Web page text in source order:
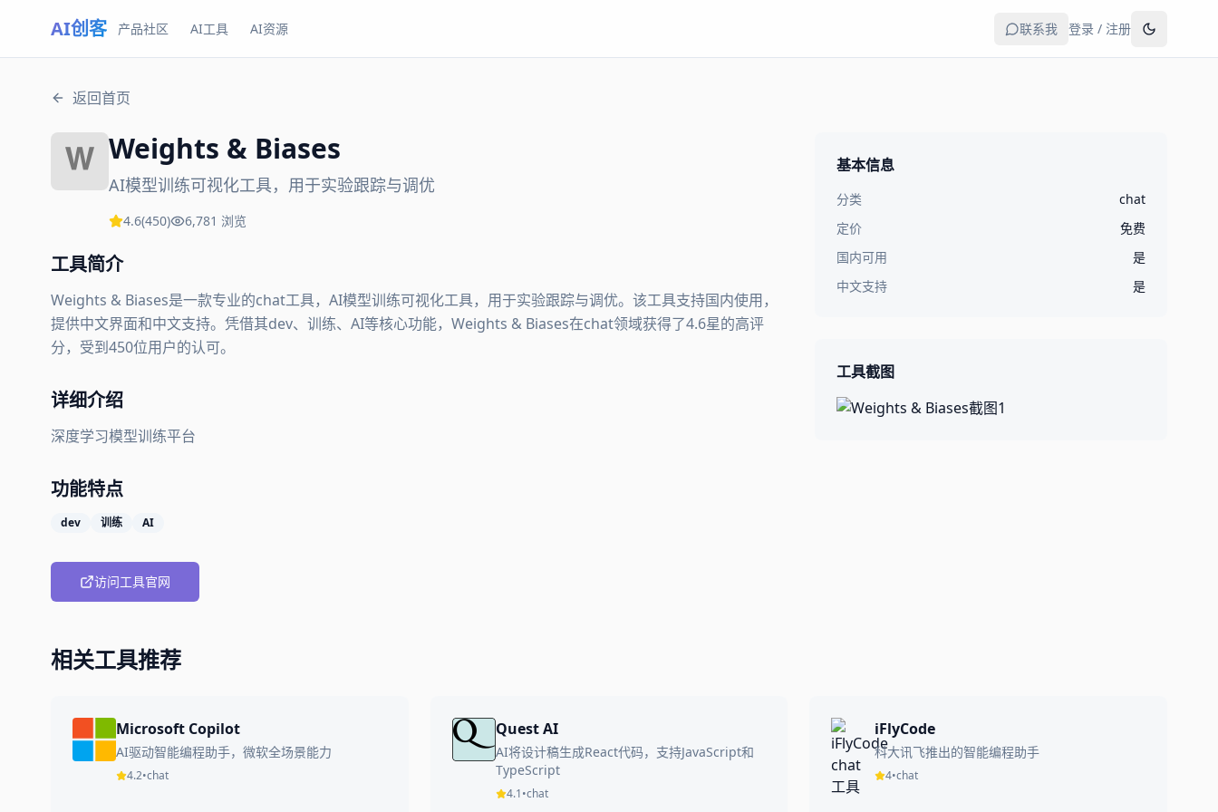
AI创客 产品社区 AI工具 AI资源 联系我 登录 / 注册
返回首页
Weights & Biases
AI模型训练可视化工具，用于实验跟踪与调优
4.6(450) 6,781 浏览
工具简介
Weights & Biases是一款专业的chat工具，AI模型训练可视化工具，用于实验跟踪与调优。该工具支持国内使用，
提供中文界面和中文支持。凭借其dev、训练、AI等核心功能，Weights & Biases在chat领域获得了4.6星的高评
分，受到450位用户的认可。
详细介绍
深度学习模型训练平台
功能特点
dev 训练 AI
访问工具官网
基本信息
分类
chat
定价
免费
国内可用
是
中文支持
是
工具截图
相关工具推荐
Microsoft Copilot
AI驱动智能编程助手，微软全场景能力
4.2•chat
Quest AI
AI将设计稿生成React代码，支持JavaScript和
TypeScript
4.1•chat
iFlyCode
科大讯飞推出的智能编程助手
4•chat